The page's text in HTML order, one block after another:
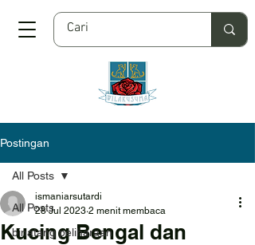
Postingan
All Posts
binatang peliharaan
All Posts
Kucing Bengal dan
ismaniarsutardi
28 Jul 2023 2 menit membaca